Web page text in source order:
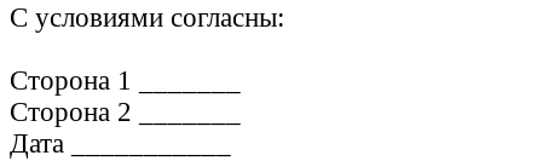
С условиями согласны:
Сторона 1 _______
Сторона 2 _______
Дата ___________